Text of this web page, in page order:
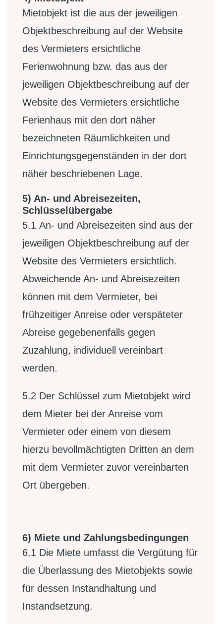
Mietobjekt ist die aus der jeweiligen
Objektbeschreibung auf der Website
des Vermieters ersichtliche
Ferienwohnung bzw. das aus der
jeweiligen Objektbeschreibung auf der
Website des Vermieters ersichtliche
Ferienhaus mit den dort näher
bezeichneten Räumlichkeiten und
Einrichtungsgegenständen in der dort
näher beschriebenen Lage.
5) An- und Abreisezeiten,
Schlüsselübergabe
5.1 An- und Abreisezeiten sind aus der
jeweiligen Objektbeschreibung auf der
Website des Vermieters ersichtlich.
Abweichende An- und Abreisezeiten
können mit dem Vermieter, bei
frühzeitiger Anreise oder verspäteter
Abreise gegebenenfalls gegen
Zuzahlung, individuell vereinbart
werden.
5.2 Der Schlüssel zum Mietobjekt wird
dem Mieter bei der Anreise vom
Vermieter oder einem von diesem
hierzu bevollmächtigten Dritten an dem
mit dem Vermieter zuvor vereinbarten
Ort übergeben.
6) Miete und Zahlungsbedingungen
6.1 Die Miete umfasst die Vergütung für
die Überlassung des Mietobjekts sowie
für dessen Instandhaltung und
Instandsetzung.